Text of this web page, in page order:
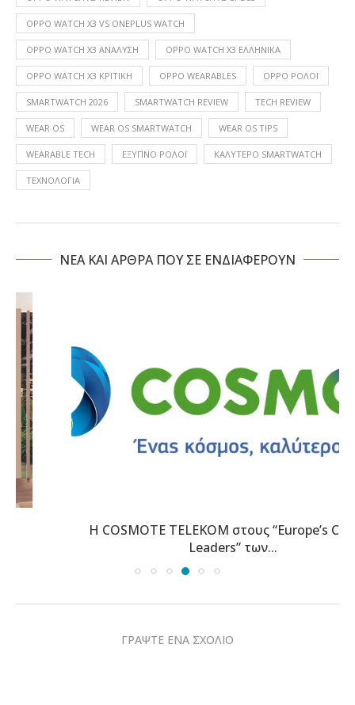
OPPO WATCH X3 VS ONEPLUS WATCH
OPPO WATCH X3 ΑΝΆΛΥΣΗ OPPO WATCH X3 ΕΛΛΗΝΙΚΆ
OPPO WATCH X3 ΚΡΙΤΙΚΉ OPPO WEARABLES OPPO ΡΟΛΌΙ
SMARTWATCH 2026 SMARTWATCH REVIEW TECH REVIEW
WEAR OS WEAR OS SMARTWATCH WEAR OS TIPS
WEARABLE TECH ΈΞΥΠΝΟ ΡΟΛΌΙ ΚΑΛΎΤΕΡΟ SMARTWATCH
ΤΕΧΝΟΛΟΓΙΑ
NΕΑ ΚΑΙ ΑΡΘΡΑ ΠΟΥ ΣΕ ΕΝΔΙΑΦΕΡΟΥΝ
Η COSMOTE TELEKOM στους “Europe’s Climate
Leaders” των...
ΓΡΑΨΤΕ ΕΝΑ ΣΧΟΛΙΟ